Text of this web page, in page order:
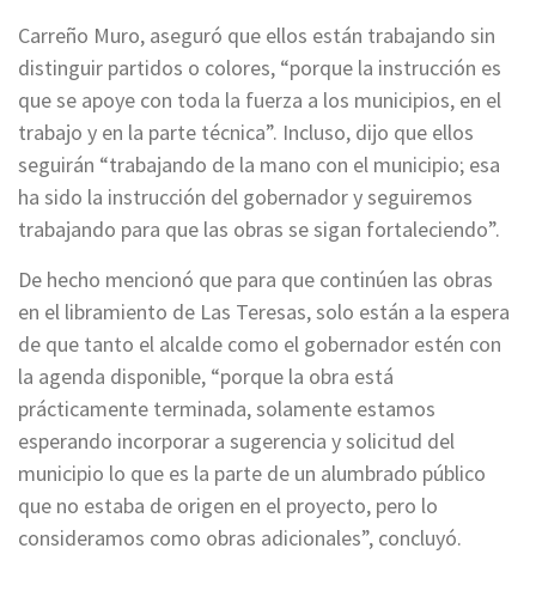
Carreño Muro, aseguró que ellos están trabajando sin
distinguir partidos o colores, “porque la instrucción es
que se apoye con toda la fuerza a los municipios, en el
trabajo y en la parte técnica”. Incluso, dijo que ellos
seguirán “trabajando de la mano con el municipio; esa
ha sido la instrucción del gobernador y seguiremos
trabajando para que las obras se sigan fortaleciendo”.
De hecho mencionó que para que continúen las obras
en el libramiento de Las Teresas, solo están a la espera
de que tanto el alcalde como el gobernador estén con
la agenda disponible, “porque la obra está
prácticamente terminada, solamente estamos
esperando incorporar a sugerencia y solicitud del
municipio lo que es la parte de un alumbrado público
que no estaba de origen en el proyecto, pero lo
consideramos como obras adicionales”, concluyó.